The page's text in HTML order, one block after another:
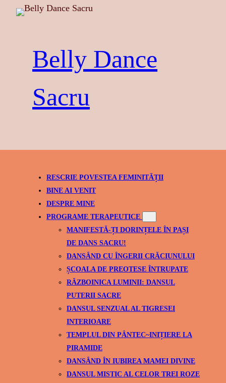
Belly Dance
Sacru
RESCRIE POVESTEA FEMINITĂȚII
BINE AI VENIT
DESPRE MINE
PROGRAME TERAPEUTICE
MANIFESTĂ-ȚI DORINȚELE ÎN PAȘI
DE DANS SACRU!
DANSÂND CU ÎNGERII CRĂCIUNULUI
ȘCOALA DE PREOTESE ÎNTRUPATE
RĂZBOINICA LUMINII: DANSUL
PUTERII SACRE
DANSUL SENZUAL AL TIGRESEI
INTERIOARE
TEMPLUL DIN PÂNTEC~INIȚIERE LA
PIRAMIDE
DANSÂND ÎN IUBIREA MAMEI DIVINE
DANSUL MISTIC AL CELOR TREI ROZE